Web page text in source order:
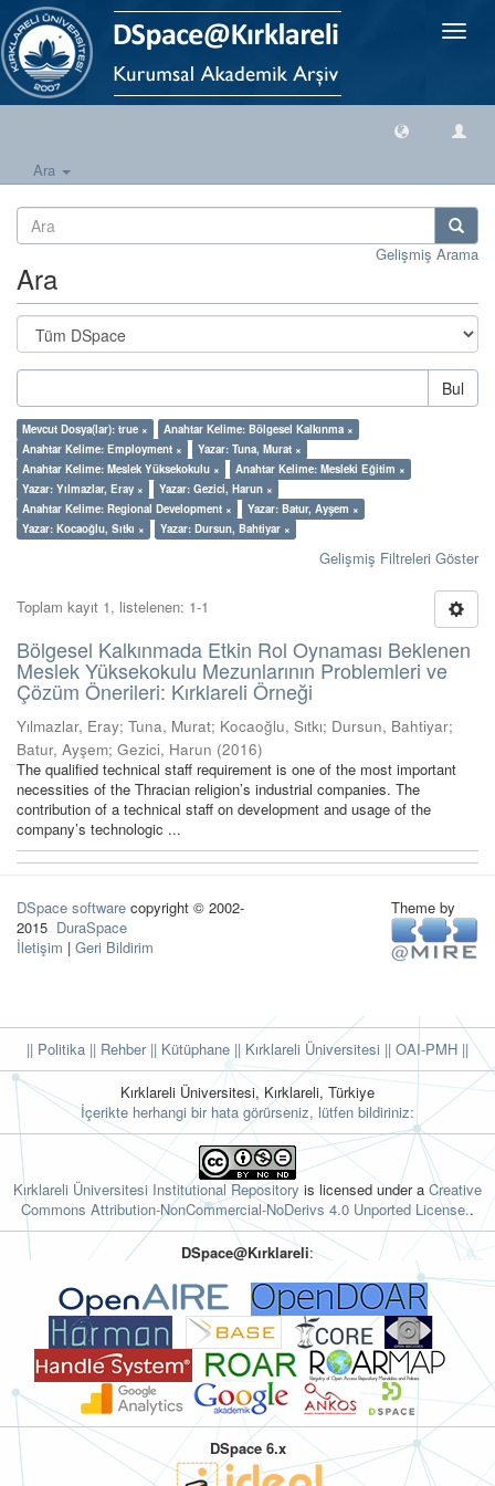
Geçiş
Ara
Gelişmiş Arama
Ara
Bul
Mevcut Dosya(lar): true ×
Anahtar Kelime: Bölgesel Kalkınma ×
Anahtar Kelime: Employment ×
Yazar: Tuna, Murat ×
Anahtar Kelime: Meslek Yüksekokulu ×
Anahtar Kelime: Mesleki Eğitim ×
Yazar: Yılmazlar, Eray ×
Yazar: Gezici, Harun ×
Anahtar Kelime: Regional Development ×
Yazar: Batur, Ayşem ×
Yazar: Kocaoğlu, Sıtkı ×
Yazar: Dursun, Bahtiyar ×
Gelişmiş Filtreleri Göster
Toplam kayıt 1, listelenen: 1-1
Bölgesel Kalkınmada Etkin Rol Oynaması Beklenen
Meslek Yüksekokulu Mezunlarının Problemleri ve
Çözüm Önerileri: Kırklareli Örneği
Yılmazlar, Eray; Tuna, Murat; Kocaoğlu, Sıtkı; Dursun, Bahtiyar;
Batur, Ayşem; Gezici, Harun (2016)
The qualified technical staff requirement is one of the most important
necessities of the Thracian religion’s industrial companies. The
contribution of a technical staff on development and usage of the
company’s technologic ...
DSpace software copyright © 2002-
2015 DuraSpace
İletişim | Geri Bildirim
Theme by
|| Politika || Rehber|| Kütüphane || Kırklareli Üniversitesi || OAI-PMH ||
Kırklareli Üniversitesi, Kırklareli, Türkiye
İçerikte herhangi bir hata görürseniz, lütfen bildiriniz:
Kırklareli Üniversitesi Institutional Repository is licensed under a Creative
Commons Attribution-NonCommercial-NoDerivs 4.0 Unported License..
DSpace@Kırklareli:
DSpace 6.x